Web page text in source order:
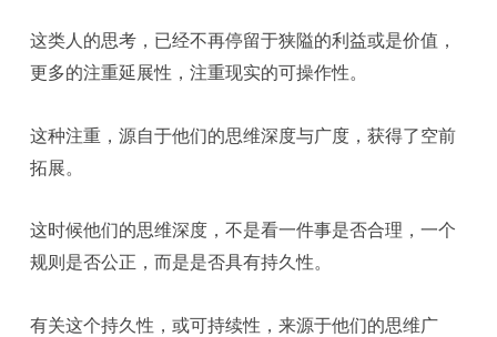
这类人的思考，已经不再停留于狭隘的利益或是价值，
更多的注重延展性，注重现实的可操作性。
这种注重，源自于他们的思维深度与广度，获得了空前
拓展。
这时候他们的思维深度，不是看一件事是否合理，一个
规则是否公正，而是是否具有持久性。
有关这个持久性，或可持续性，来源于他们的思维广